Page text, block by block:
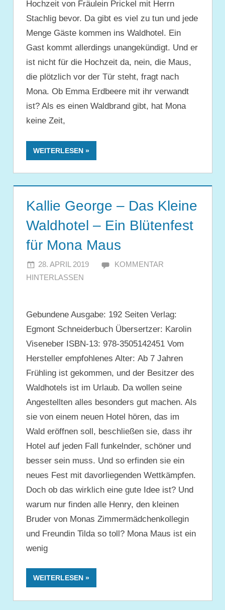
Hochzeit von Fräulein Prickel mit Herrn
Stachlig bevor. Da gibt es viel zu tun und jede
Menge Gäste kommen ins Waldhotel. Ein
Gast kommt allerdings unangekündigt. Und er
ist nicht für die Hochzeit da, nein, die Maus,
die plötzlich vor der Tür steht, fragt nach
Mona. Ob Emma Erdbeere mit ihr verwandt
ist? Als es einen Waldbrand gibt, hat Mona
keine Zeit,
WEITERLESEN
Kallie George – Das Kleine
Waldhotel – Ein Blütenfest
für Mona Maus
28. APRIL 2019 JULIA
KOMMENTAR
HINTERLASSEN
Gebundene Ausgabe: 192 Seiten Verlag:
Egmont Schneiderbuch Übersertzer: Karolin
Viseneber ISBN-13: 978-3505142451 Vom
Hersteller empfohlenes Alter: Ab 7 Jahren
Frühling ist gekommen, und der Besitzer des
Waldhotels ist im Urlaub. Da wollen seine
Angestellten alles besonders gut machen. Als
sie von einem neuen Hotel hören, das im
Wald eröffnen soll, beschließen sie, dass ihr
Hotel auf jeden Fall funkelnder, schöner und
besser sein muss. Und so erfinden sie ein
neues Fest mit davorliegenden Wettkämpfen.
Doch ob das wirklich eine gute Idee ist? Und
warum nur finden alle Henry, den kleinen
Bruder von Monas Zimmermädchenkollegin
und Freundin Tilda so toll? Mona Maus ist ein
wenig
WEITERLESEN